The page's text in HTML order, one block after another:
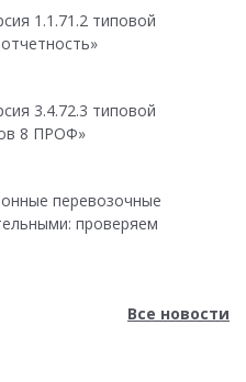
1.1.71.2 типовой
3.4.72.3 типовой
8 ПРОФ»
перевозочные
проверяем
Все новости